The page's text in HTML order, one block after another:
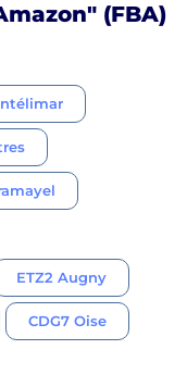
(FBA)
ETZ2 Augny
CDG7 Oise